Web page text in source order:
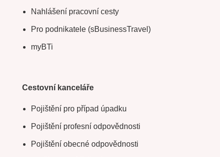
Nahlášení pracovní cesty
Pro podnikatele (sBusinessTravel)
myBTi
Cestovní kanceláře
Pojištění pro případ úpadku
Pojištění profesní odpovědnosti
Pojištění obecné odpovědnosti